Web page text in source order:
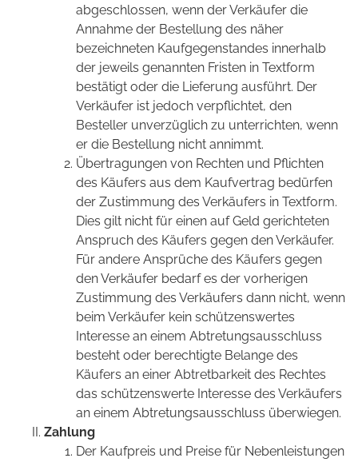
abgeschlossen, wenn der Verkäufer die
Annahme der Bestellung des näher
bezeichneten Kaufgegenstandes innerhalb
der jeweils genannten Fristen in Textform
bestätigt oder die Lieferung ausführt. Der
Verkäufer ist jedoch verpflichtet, den
Besteller unverzüglich zu unterrichten, wenn
er die Bestellung nicht annimmt.
Übertragungen von Rechten und Pflichten
des Käufers aus dem Kaufvertrag bedürfen
der Zustimmung des Verkäufers in Textform.
Dies gilt nicht für einen auf Geld gerichteten
Anspruch des Käufers gegen den Verkäufer.
Für andere Ansprüche des Käufers gegen
den Verkäufer bedarf es der vorherigen
Zustimmung des Verkäufers dann nicht, wenn
beim Verkäufer kein schützenswertes
Interesse an einem Abtretungsausschluss
besteht oder berechtigte Belange des
Käufers an einer Abtretbarkeit des Rechtes
das schützenswerte Interesse des Verkäufers
an einem Abtretungsausschluss überwiegen.
Zahlung
Der Kaufpreis und Preise für Nebenleistungen